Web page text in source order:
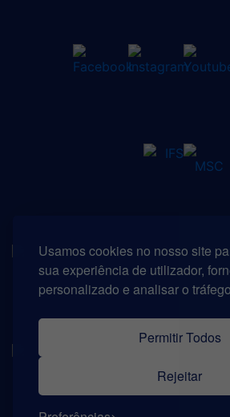
Usamos cookies no nosso site
sua experiência de utilizador,
personalizado e analisar o
Permitir Todos
Rejeitar